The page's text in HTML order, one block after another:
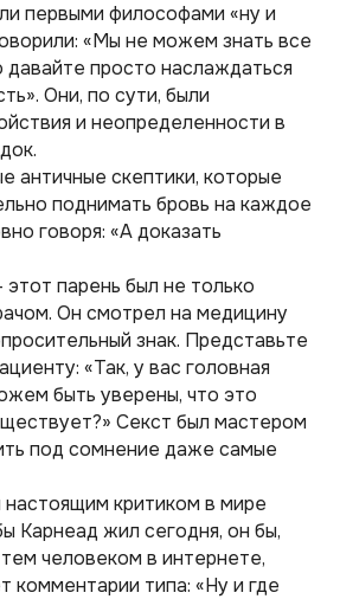
первыми философами «ну и
«Мы не можем знать все
давайте просто наслаждаться
Они, по сути, были
и неопределенности в
античные скептики, которые
поднимать бровь на каждое
говоря: «А доказать
этот парень был не только
Он смотрел на медицину
знак. Представьте
«Так, у вас головная
быть уверены, что это
Секст был мастером
под сомнение даже самые
критиком в мире
Карнеад жил сегодня, он бы,
человеком в интернете,
комментарии типа: «Ну и где